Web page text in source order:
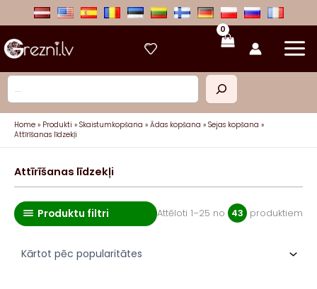
Meklēt
Home Produkti Skaistumkopšana Ādas kopšana
Sejas kopšana
Attīrīšanas līdzekļi
Attīrīšanas līdzekļi
Produktu filtri Attēloti 1–25 no 43 produktiem